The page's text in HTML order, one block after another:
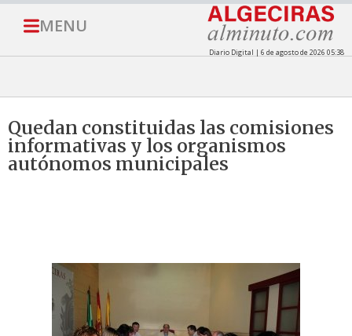
MENU
Diario Digital | 6 de agosto de 2026 05:38
Quedan constituidas las comisiones
informativas y los organismos
autónomos municipales